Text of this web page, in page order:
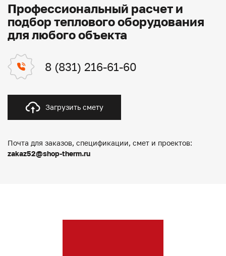
Профессиональный расчет и
подбор теплового оборудования
для любого объекта
8 (831) 216-61-60
Загрузить смету
Почта для заказов, спецификации, смет и проектов:
zakaz52@shop-therm.ru